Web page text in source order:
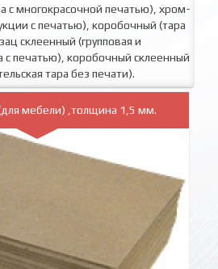
с многокрасочной печатью), хром-
с печатью), коробочный (тара
склеенный (групповая и
с печатью), коробочный склеенный
тара без печати).
мебели) ,толщина 1,5 мм.